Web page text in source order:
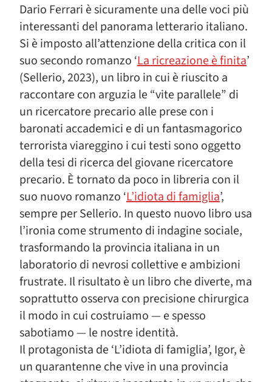
Dario Ferrari è sicuramente una delle voci più
interessanti del panorama letterario italiano.
Si è imposto all’attenzione della critica con il
suo secondo romanzo ‘La ricreazione è finita’
(Sellerio, 2023), un libro in cui è riuscito a
raccontare con arguzia le “vite parallele” di
un ricercatore precario alle prese con i
baronati accademici e di un fantasmagorico
terrorista viareggino i cui testi sono oggetto
della tesi di ricerca del giovane ricercatore
precario. È tornato da poco in libreria con il
suo nuovo romanzo ‘L’idiota di famiglia’,
sempre per Sellerio. In questo nuovo libro usa
l’ironia come strumento di indagine sociale,
trasformando la provincia italiana in un
laboratorio di nevrosi collettive e ambizioni
frustrate. Il risultato è un libro che diverte, ma
soprattutto osserva con precisione chirurgica
il modo in cui costruiamo — e spesso
sabotiamo — le nostre identità.
Il protagonista de ‘L’idiota di famiglia’, Igor, è
un quarantenne che vive in una provincia